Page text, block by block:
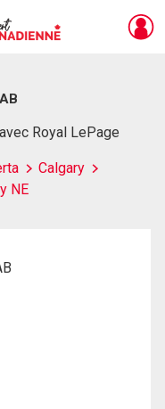
Royal LePage
Calgary
NE